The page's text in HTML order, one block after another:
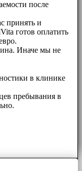
после
принять и
готов оплатить
Иначе мы не
в клинике
пребывания в